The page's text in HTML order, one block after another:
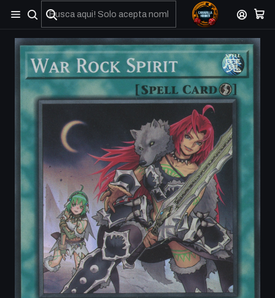
No olviden reportar sus depositos y transferencias por Whatsapp